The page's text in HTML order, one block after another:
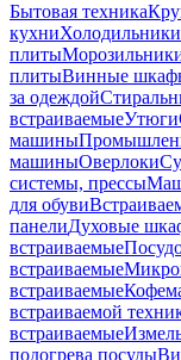
Бытовая техника
кухниХолодильники
плиты
плитыВинные
за одеждой
встраиваемыеУтюги
машины
машиныОверлоки
системы, прессы
для обуви
панелиДуховые
встраиваемые
встраиваемые
встраиваемые
встраиваемой
встраиваемые
подогрева посуды